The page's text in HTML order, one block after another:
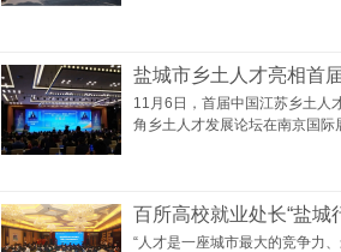
盐城市乡土人才亮相首
11月6日，首届中国江苏乡土人
角乡土人才发展论坛在南京国际
百所高校就业处长“盐城
“人才是一座城市最大的竞争力